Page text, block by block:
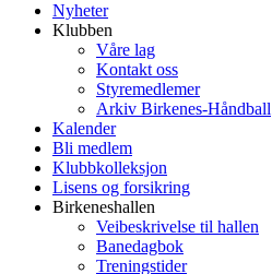
Nyheter
Klubben
Våre lag
Kontakt oss
Styremedlemer
Arkiv Birkenes-Håndball
Kalender
Bli medlem
Klubbkolleksjon
Lisens og forsikring
Birkeneshallen
Veibeskrivelse til hallen
Banedagbok
Treningstider